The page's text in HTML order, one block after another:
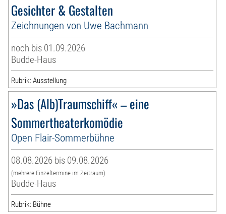
Gesichter & Gestalten
Zeichnungen von Uwe Bachmann
noch bis 01.09.2026
Budde-Haus
Rubrik: Ausstellung
»Das (Alb)Traumschiff« – eine
Sommertheaterkomödie
Open Flair-Sommerbühne
08.08.2026 bis 09.08.2026
(mehrere Einzeltermine im Zeitraum)
Budde-Haus
Rubrik: Bühne